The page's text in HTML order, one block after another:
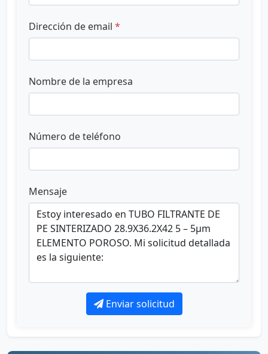
Dirección de email *
Nombre de la empresa
Número de teléfono
Mensaje
Enviar solicitud